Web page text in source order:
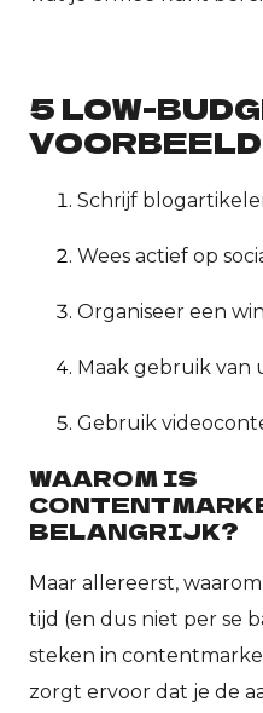
5 LOW-
Schrijf
Wees actief op
Organiseer een
Maak gebruik van
Gebruik
WAAROM IS
BELANGRIJK?
Maar allereerst,
tijd (en dus niet per se
steken in
zorgt ervoor dat je de